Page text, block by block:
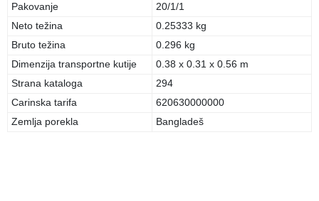
Pakovanje
20/1/1
Neto težina
0.25333 kg
Bruto težina
0.296 kg
Dimenzija transportne kutije
0.38 x 0.31 x 0.56 m
Strana kataloga
294
Carinska tarifa
620630000000
Zemlja porekla
Bangladeš